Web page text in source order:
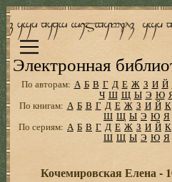
Электронная
По авторам: А Б В Г Д Е Ж З И Й
Ч Ш Щ Ы Э Ю
По книгам: А Б В Г Д Е Ж З И Й К
Ш Щ Ы Э Ю Я
По сериям: А Б В Г Д Е Ж З И Й К
Ш Щ Ы Э Ю Я
Кочемировская Елена -